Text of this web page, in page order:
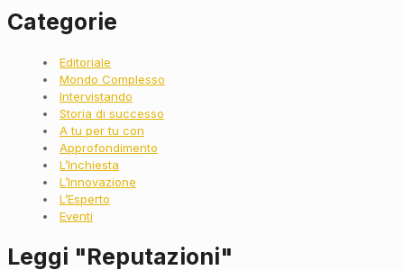
Categorie
Editoriale
Mondo Complesso
Intervistando
Storia di successo
A tu per tu con
Approfondimento
L’Inchiesta
L’Innovazione
L’Esperto
Eventi
Leggi "Reputazioni"